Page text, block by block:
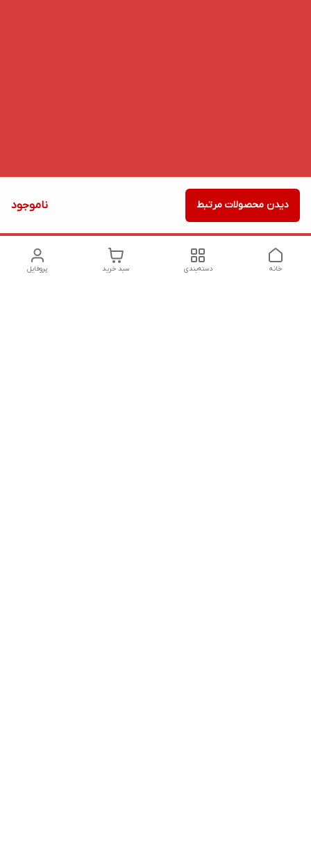
ناموجود دیدن محصولات مرتبط
پروفایل سبد خرید دسته‌بندی خانه